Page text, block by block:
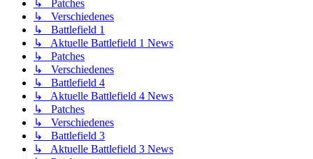
↳ Patches
↳ Verschiedenes
↳ Battlefield 1
↳ Aktuelle Battlefield 1 News
↳ Patches
↳ Verschiedenes
↳ Battlefield 4
↳ Aktuelle Battlefield 4 News
↳ Patches
↳ Verschiedenes
↳ Battlefield 3
↳ Aktuelle Battlefield 3 News